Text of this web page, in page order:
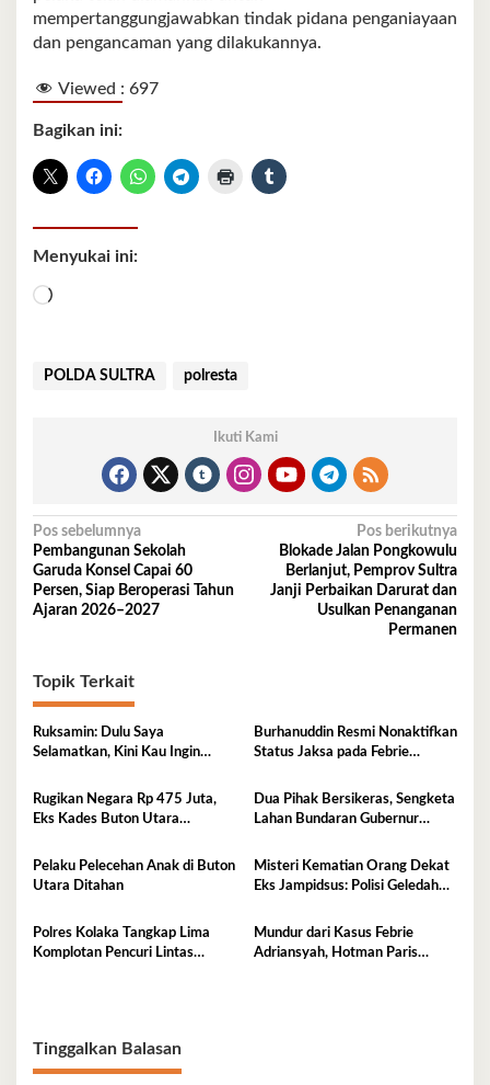
mempertanggungjawabkan tindak pidana penganiayaan
dan pengancaman yang dilakukannya.
Viewed : 697
Bagikan ini:
Menyukai ini:
Memuat...
POLDA SULTRA polresta
Ikuti Kami
Navigasi
pos
Pos sebelumnya
Pembangunan Sekolah
Garuda Konsel Capai 60
Persen, Siap Beroperasi Tahun
Ajaran 2026–2027
Pos berikutnya
Blokade Jalan Pongkowulu
Berlanjut, Pemprov Sultra
Janji Perbaikan Darurat dan
Usulkan Penanganan
Permanen
Topik Terkait
Ruksamin: Dulu Saya
Selamatkan, Kini Kau Ingin
Burhanuddin Resmi Nonaktifkan
Status Jaksa pada Febrie
Rugikan Negara Rp 475 Juta,
Eks Kades Buton Utara
Dua Pihak Bersikeras, Sengketa
Lahan Bundaran Gubernur
Pelaku Pelecehan Anak di Buton
Utara Ditahan
Misteri Kematian Orang Dekat
Eks Jampidsus: Polisi Geledah
Polres Kolaka Tangkap Lima
Komplotan Pencuri Lintas
Mundur dari Kasus Febrie
Adriansyah, Hotman Paris
Tinggalkan Balasan